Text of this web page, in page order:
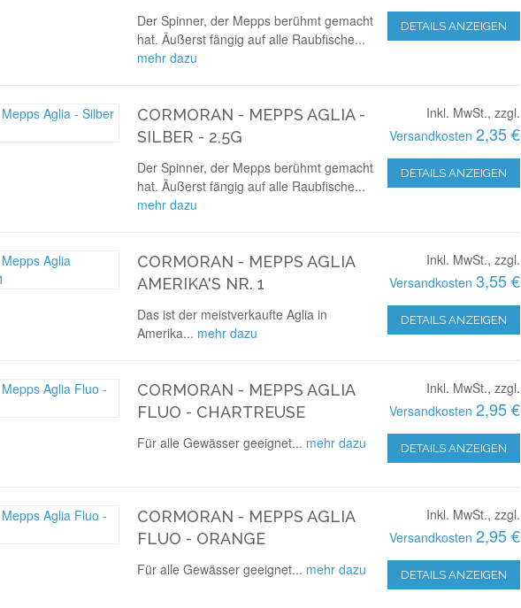
DETAILS ANZEIGEN
Der Spinner, der Mepps berühmt gemacht
hat. Äußerst fängig auf alle Raubfische...
mehr dazu
CORMORAN - MEPPS AGLIA -
SILBER - 2,5G
Inkl. MwSt., zzgl.
Versandkosten 2,35 €
DETAILS ANZEIGEN
Der Spinner, der Mepps berühmt gemacht
hat. Äußerst fängig auf alle Raubfische...
mehr dazu
CORMORAN - MEPPS AGLIA
AMERIKA'S NR. 1
Inkl. MwSt., zzgl.
Versandkosten 3,55 €
DETAILS ANZEIGEN
Das ist der meistverkaufte Aglia in
Amerika... mehr dazu
CORMORAN - MEPPS AGLIA
FLUO - CHARTREUSE
Inkl. MwSt., zzgl.
Versandkosten 2,95 €
DETAILS ANZEIGEN
Für alle Gewässer geeignet... mehr dazu
CORMORAN - MEPPS AGLIA
FLUO - ORANGE
Inkl. MwSt., zzgl.
Versandkosten 2,95 €
DETAILS ANZEIGEN
Für alle Gewässer geeignet... mehr dazu